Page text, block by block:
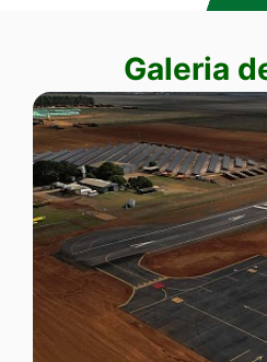
Seção Galeria de Fotos
Galeria